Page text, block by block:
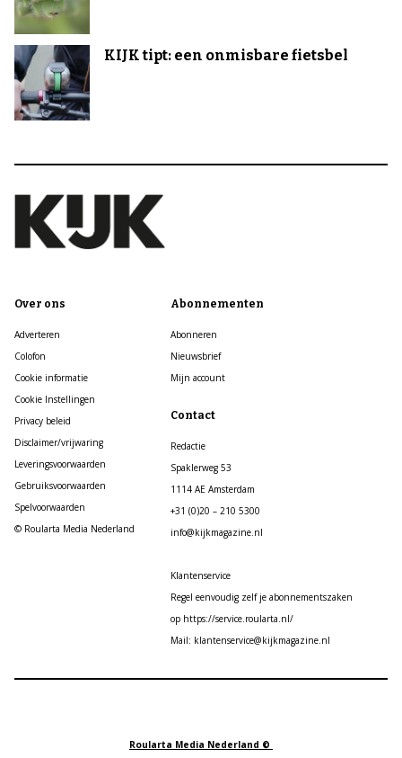
KIJK tipt: een onmisbare fietsbel
Over ons
Adverteren
Colofon
Cookie informatie
Cookie Instellingen
Privacy beleid
Disclaimer/vrijwaring
Leveringsvoorwaarden
Gebruiksvoorwaarden
Spelvoorwaarden
© Roularta Media Nederland
Abonnementen
Abonneren
Nieuwsbrief
Mijn account
Contact
Redactie
Spaklerweg 53
1114 AE Amsterdam
+31 (0)20 – 210 5300
info@kijkmagazine.nl
Klantenservice
Regel eenvoudig zelf je abonnementszaken
op https://service.roularta.nl/
Mail: klantenservice@kijkmagazine.nl
Roularta Media Nederland ©